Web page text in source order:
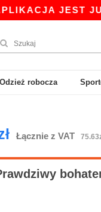
JEST JUŻ
Odzież robocza
Łącznie z VAT